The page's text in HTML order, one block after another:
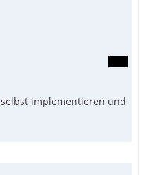
selbst implementieren und